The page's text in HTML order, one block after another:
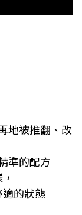
地被推翻、改
準的配方
的狀態